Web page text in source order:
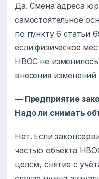
Да. Смена адреса
самостоятельное
по пункту 6 статьи
если физическое
НВОС не
внесения
— Предприятие
Надо ли снимать
Нет. Если
частью объекта
целом, снятие с